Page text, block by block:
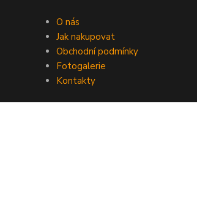
O nás
Jak nakupovat
Obchodní podmínky
Fotogalerie
Kontakty